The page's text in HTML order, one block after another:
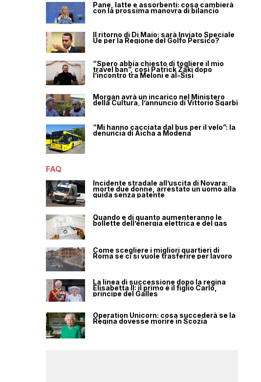
Pane, latte e assorbenti: cosa cambierà
con la prossima manovra di bilancio
Il ritorno di Di Maio: sarà Inviato Speciale
Ue per la Regione del Golfo Persico?
“Spero abbia chiesto di togliere il mio
travel ban”, così Patrick Zaki dopo
l’incontro tra Meloni e al-Sisi
Morgan avrà un incarico nel Ministero
della Cultura, l’annuncio di Vittorio Sgarbi
“Mi hanno cacciata dal bus per il velo”: la
denuncia di Aicha a Modena
FAQ
Incidente stradale all’uscita di Novara:
morte due donne, arrestato un uomo alla
guida senza patente
Quando e di quanto aumenteranno le
bollette dell’energia elettrica e del gas
Come scegliere i migliori quartieri di
Roma se ci si vuole trasferire per lavoro
La linea di successione dopo la regina
Elisabetta II: il primo è il figlio Carlo,
principe del Galles
Operation Unicorn: cosa succederà se la
Regina dovesse morire in Scozia